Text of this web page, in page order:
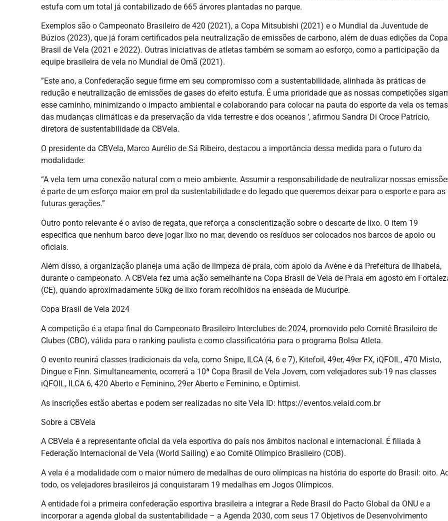
estufa com um total já contabilizado de 665 árvores plantadas no parque.
Exemplos são o Campeonato Brasileiro de 420 (2021), a Copa Mitsubishi (2021) e o Mundial da Juventude de
Búzios (2023), que já foram certificados pela neutralização de emissões de carbono, além de duas edições da Copa
Brasil de Vela (2021 e 2022). Outras iniciativas de atletas também se somam ao esforço, como a participação da
equipe brasileira de vela no Mundial de Omã (2021).
”Este ano, a Confederação segue firme em seu compromisso com a sustentabilidade, alinhada às práticas de
redução e neutralização de emissões de gases do efeito estufa. É uma prioridade que as nossas competições
esse caminho, minimizando o impacto ambiental e colaborando para colocar na pauta do esporte da vela os temas
das mudanças climáticas e da preservação da vida terrestre e dos oceanos ‘, afirmou Sandra Di Croce Patrício,
diretora de sustentabilidade da CBVela.
O presidente da CBVela, Marco Aurélio de Sá Ribeiro, destacou a importância dessa medida para o futuro da
modalidade:
“A vela tem uma conexão natural com o meio ambiente. Assumir a responsabilidade de neutralizar nossas
é parte de um esforço maior em prol da sustentabilidade e do legado que queremos deixar para o esporte e para as
futuras gerações.”
Outro ponto relevante é o aviso de regata, que reforça a conscientização sobre o descarte de lixo. O item 19
especifica que nenhum barco deve jogar lixo no mar, devendo os resíduos ser colocados nos barcos de apoio ou
oficiais.
Além disso, a organização planeja uma ação de limpeza de praia, com apoio da Avène e da Prefeitura de Ilhabela,
durante o campeonato. A CBVela fez uma ação semelhante na Copa Brasil de Vela de Praia em agosto em
(CE), quando aproximadamente 50kg de lixo foram recolhidos na enseada de Mucuripe.
Copa Brasil de Vela 2024
A competição é a etapa final do Campeonato Brasileiro Interclubes de 2024, promovido pelo Comitê Brasileiro de
Clubes (CBC), válida para o ranking paulista e como classificatória para o programa Bolsa Atleta.
O evento reunirá classes tradicionais da vela, como Snipe, ILCA (4, 6 e 7), Kitefoil, 49er, 49er FX, iQFOIL, 470 Misto,
Dingue e Finn. Simultaneamente, ocorrerá a 10ª Copa Brasil de Vela Jovem, com velejadores sub-19 nas classes
iQFOIL, ILCA 6, 420 Aberto e Feminino, 29er Aberto e Feminino, e Optimist.
As inscrições estão abertas e podem ser realizadas no site Vela ID: https://eventos.velaid.com.br
Sobre a CBVela
A CBVela é a representante oficial da vela esportiva do país nos âmbitos nacional e internacional. É filiada à
Federação Internacional de Vela (World Sailing) e ao Comitê Olímpico Brasileiro (COB).
A vela é a modalidade com o maior número de medalhas de ouro olímpicas na história do esporte do Brasil: oito.
todo, os velejadores brasileiros já conquistaram 19 medalhas em Jogos Olímpicos.
A entidade foi a primeira confederação esportiva brasileira a integrar a Rede Brasil do Pacto Global da ONU e a
incorporar a agenda global da sustentabilidade – a Agenda 2030, com seus 17 Objetivos de Desenvolvimento